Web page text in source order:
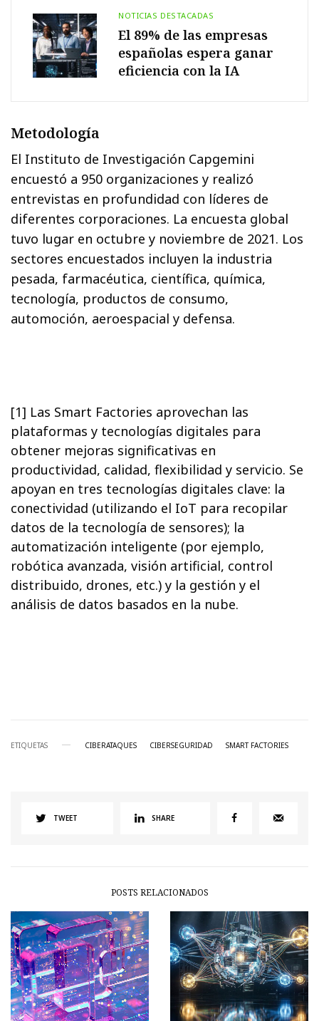
NOTICIAS DESTACADAS
El 89% de las empresas
españolas espera ganar
eficiencia con la IA
Metodología
El Instituto de Investigación Capgemini
encuestó a 950 organizaciones y realizó
entrevistas en profundidad con líderes de
diferentes corporaciones. La encuesta global
tuvo lugar en octubre y noviembre de 2021. Los
sectores encuestados incluyen la industria
pesada, farmacéutica, científica, química,
tecnología, productos de consumo,
automoción, aeroespacial y defensa.
[1] Las Smart Factories aprovechan las
plataformas y tecnologías digitales para
obtener mejoras significativas en
productividad, calidad, flexibilidad y servicio. Se
apoyan en tres tecnologías digitales clave: la
conectividad (utilizando el IoT para recopilar
datos de la tecnología de sensores); la
automatización inteligente (por ejemplo,
robótica avanzada, visión artificial, control
distribuido, drones, etc.) y la gestión y el
análisis de datos basados en la nube.
ETIQUETAS CIBERATAQUES CIBERSEGURIDAD SMART FACTORIES
TWEET SHARE
POSTS RELACIONADOS